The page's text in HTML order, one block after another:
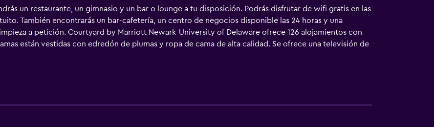
un restaurante, un gimnasio y un bar o lounge a tu disposición. Podrás disfrutar de wifi gratis en las
También encontrarás un bar-cafetería, un centro de negocios disponible las 24 horas y una
a petición. Courtyard by Marriott Newark-University of Delaware ofrece 126 alojamientos con
están vestidas con edredón de plumas y ropa de cama de alta calidad. Se ofrece una televisión de
por cable. Los baños están equipados con ducha y bañera combinadas, artículos de higiene
Este hotel en Newark ofrece acceso a Internet por cable y wifi gratis. Entre las comodidades